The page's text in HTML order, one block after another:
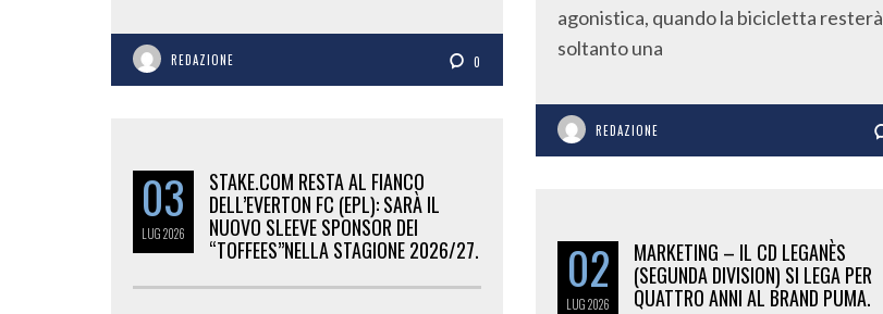
REDAZIONE 0
agonistica, quando la bicicletta resterà
soltanto una
REDAZIONE
03
LUG2026
STAKE.COM RESTA AL FIANCO
DELL’EVERTON FC (EPL): SARÀ IL
NUOVO SLEEVE SPONSOR DEI
“TOFFEES”NELLA STAGIONE 2026/27.
02
LUG2026
MARKETING – IL CD LEGANÈS
(SEGUNDA DIVISION) SI LEGA PER
QUATTRO ANNI AL BRAND PUMA.